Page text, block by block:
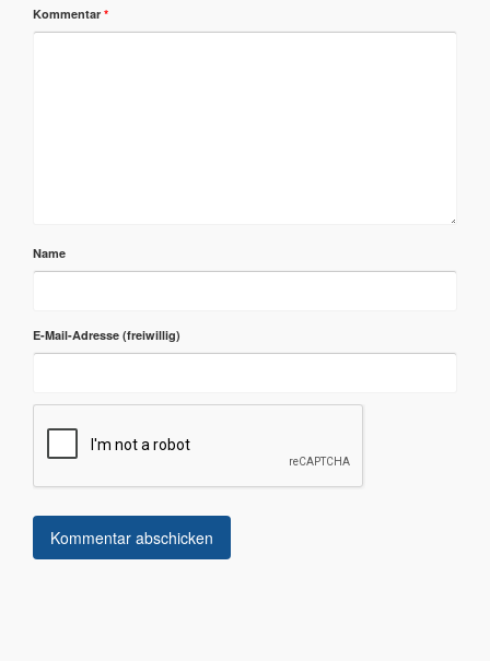
Kommentar *
Name
E-Mail-Adresse